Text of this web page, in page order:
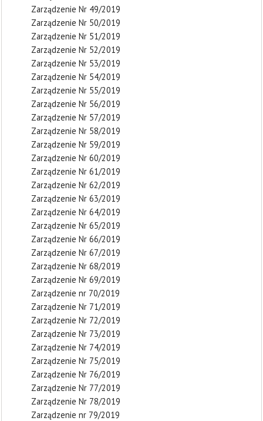
Zarządzenie Nr 49/2019
Zarządzenie Nr 50/2019
Zarządzenie Nr 51/2019
Zarządzenie Nr 52/2019
Zarządzenie Nr 53/2019
Zarządzenie Nr 54/2019
Zarządzenie Nr 55/2019
Zarządzenie Nr 56/2019
Zarządzenie Nr 57/2019
Zarządzenie Nr 58/2019
Zarządzenie Nr 59/2019
Zarządzenie Nr 60/2019
Zarządzenie Nr 61/2019
Zarządzenie Nr 62/2019
Zarządzenie Nr 63/2019
Zarządzenie Nr 64/2019
Zarządzenie Nr 65/2019
Zarządzenie Nr 66/2019
Zarządzenie Nr 67/2019
Zarządzenie Nr 68/2019
Zarządzenie Nr 69/2019
Zarządzenie nr 70/2019
Zarządzenie Nr 71/2019
Zarządzenie Nr 72/2019
Zarządzenie Nr 73/2019
Zarządzenie Nr 74/2019
Zarządzenie Nr 75/2019
Zarządzenie Nr 76/2019
Zarządzenie Nr 77/2019
Zarządzenie Nr 78/2019
Zarządzenie nr 79/2019